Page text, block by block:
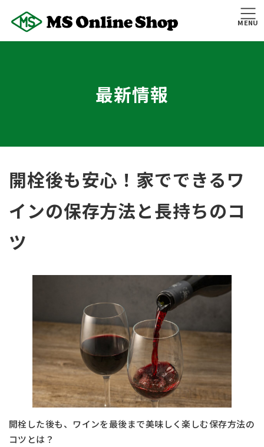
プ
動
最新情報
開栓後も安心！家でできるワ
インの保存方法と長持ちのコ
ツ
開栓した後も、ワインを最後まで美味しく楽しむ保存方法の
コツとは？
MENU